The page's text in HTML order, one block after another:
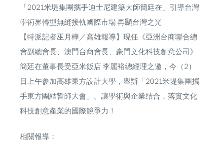
「2021米堤集團攜手迪士尼建築大師簡廷在」引導台灣
學術界轉型無縫接軌國際市場 再顯台灣之光
【特派記者巫月樺／高雄報導】現任《亞洲台商聯合總
會副總會長、澳門台商會長、豪門文化科技創意公司》
簡廷在董事長受亞米飯店 李麗裕總經理之邀，今（2）
日上午参加高雄東方設計大學，舉辦「2021米堤集團攜
手東方團結誓師大會」。讓學術與企業结合，落實文化
科技創意產業的國際競爭力！
相關報導：